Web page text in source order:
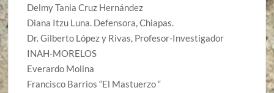
Delmy Tania Cruz Hernández
Diana Itzu Luna. Defensora, Chiapas.
Dr. Gilberto López y Rivas, Profesor-Investigador
INAH-MORELOS
Everardo Molina
Francisco Barrios “El Mastuerzo “